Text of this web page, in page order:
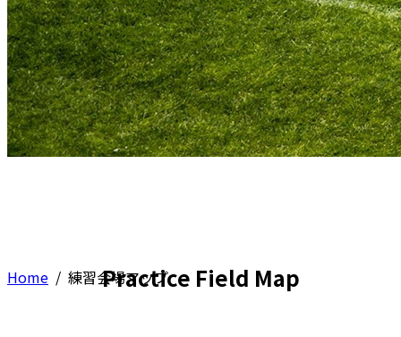
Home / 練習会場マップ
Practice Field Map